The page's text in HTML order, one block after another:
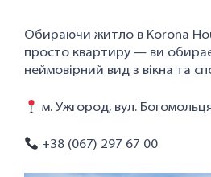
Обираючи житло в Korona
просто квартиру — ви
неймовірний вид з вікна та
м. Ужгород, вул.
+38 (067) 297 67 00